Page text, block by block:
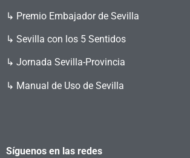
↳ Premio Embajador de Sevilla
↳ Sevilla con los 5 Sentidos
↳ Jornada Sevilla-Provincia
↳ Manual de Uso de Sevilla
Síguenos en las redes